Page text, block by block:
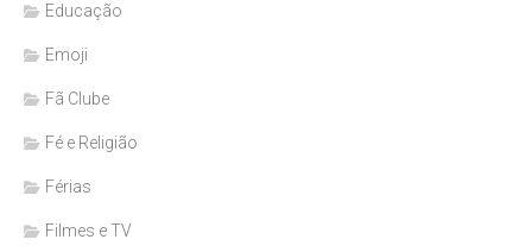
Educação
Emoji
Fã Clube
Fé e Religião
Férias
Filmes e TV